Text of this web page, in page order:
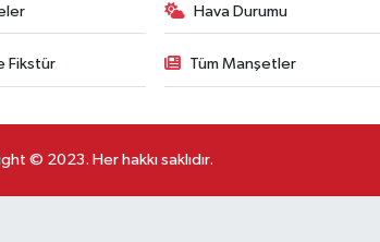
Hava Durumu
Fikstür Tüm Manşetler
© 2023. Her hakkı saklıdır.